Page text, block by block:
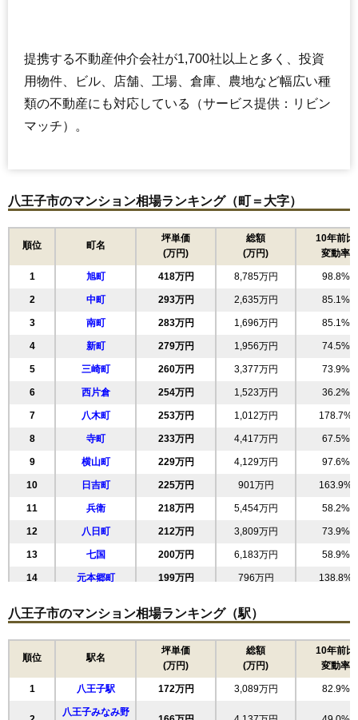
交通 京王堀之内駅（12分）、南大沢駅（18分）
相場 4,060万円～4,360万円
フェアヒルズ南大沢エールコート
住所 東京都八王子市松木
京王堀之内駅（12分）、南大沢駅（18分）
相場 3,730万円～4,030万円
(42.4万円/㎡~45.8万円/㎡)
無料一括査定をする
フェアヒルズ南大沢シエルコート
住所 東京都八王子市松木
交通 京王堀之内駅（12分）、南大沢駅（18分）
3,810万円～4,110万円
(41.9万円/㎡~45.2万円/㎡)
マンションナビで
無料一括査定をする
交通 京王堀之内駅（12分）、南大沢駅（18分）
相場 3,870万円～4,170万円
(44万円/㎡~47.4万円/㎡)
マンションナビで
無料一括査定をする
提携する不動産仲介会社が1,700社以上と多く、投資
用物件、ビル、店舗、工場、倉庫、農地など幅広い種
類の不動産にも対応している（サービス提供：リビン
マッチ）。
八王子市のマンション相場ランキング（町＝大字）
順位 町名
坪単価
(万円)
総額
(万円)
10年前比
変動率
1 旭町 418万円 8,785万円 98.8%
2 中町 293万円 2,635万円 85.1%
3 南町 283万円 1,696万円 85.1%
4 新町 279万円 1,956万円 74.5%
5 三崎町 260万円 3,377万円 73.9%
6 西片倉 254万円 1,523万円 36.2%
7 八木町 253万円 1,012万円 178.7%
8 寺町 233万円 4,417万円 67.5%
9 横山町 229万円 4,129万円 97.6%
10 日吉町 225万円 901万円 163.9%
11 兵衛 218万円 5,454万円 58.2%
12 八日町 212万円 3,809万円 73.9%
13 七国 200万円 6,183万円 58.9%
14 元本郷町 199万円 796万円 138.8%
16 本町 176万円 3,159万円 89.5%
174万円 3,132万円 65.4%
170万円 2,555万円 130.0%
19 松木 168万円 3,698万円 51.2%
20 堀之内 164万円 3,617万円 53.5%
八王子市のマンション相場ランキング（駅）
順位 駅名
坪単価
(万円)
総額
(万円)
10年前比
変動率
1 八王子駅 172万円 3,089万円 82.9%
八王子みなみ野